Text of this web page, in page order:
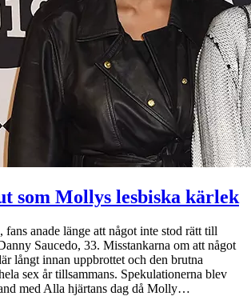
som Mollys lesbiska kärlek
anade länge att något inte stod rätt till
Saucedo, 33. Misstankarna om att något
långt innan uppbrottet och den brutna
sex år tillsammans. Spekulationerna blev
med Alla hjärtans dag då Molly…